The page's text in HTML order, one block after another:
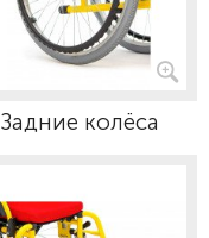
Задние колёса